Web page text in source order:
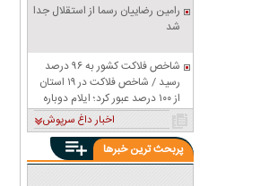
رامین رضاییان رسما از استقلال جدا
شد
شاخص فلاکت کشور به ۹۶ درصد
رسید / شاخص فلاکت در ۱۹ استان
از ۱۰۰ درصد عبور کرد؛ ایلام دوباره
صدرنشین شد اخبار داغ سرپوش
پربحث ترین خبرها